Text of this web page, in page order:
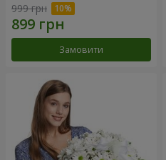
999 грн
Замовити